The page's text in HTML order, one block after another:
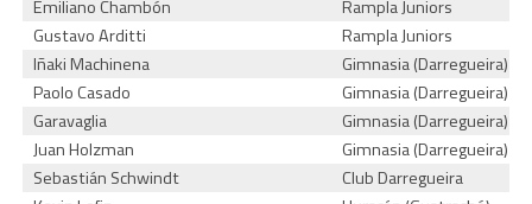
Emiliano Chambón
Rampla Juniors
Gustavo Arditti
Rampla Juniors
Iñaki Machinena
Gimnasia (Darregueira)
Paolo Casado
Gimnasia (Darregueira)
Garavaglia
Gimnasia (Darregueira)
Juan Holzman
Gimnasia (Darregueira)
Sebastián Schwindt
Club Darregueira